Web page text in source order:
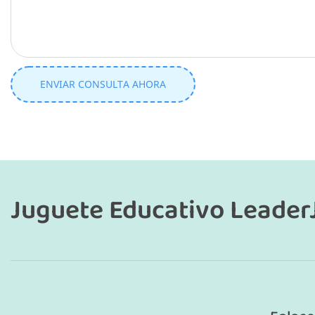
ENVIAR CONSULTA AHORA
Juguete Educativo